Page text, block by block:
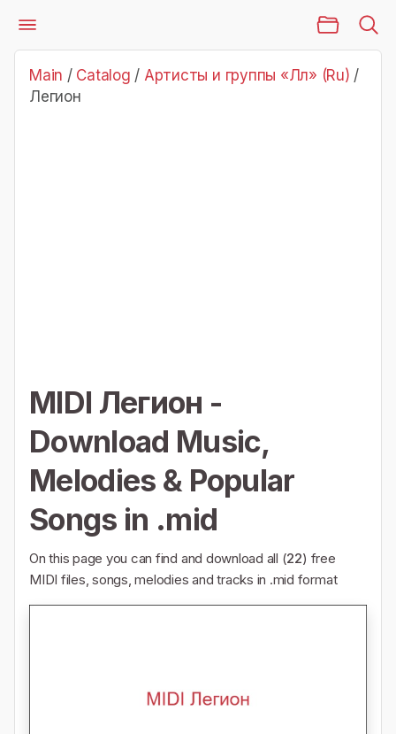
Catalog
Артисты и группы «Лл» (Ru)
Легион
Main / Catalog / Артисты и группы «Лл» (Ru) /
Легион
MIDI Легион -
Download Music,
Melodies & Popular
Songs in .mid
On this page you can find and download all (22) free
MIDI files, songs, melodies and tracks in .mid format